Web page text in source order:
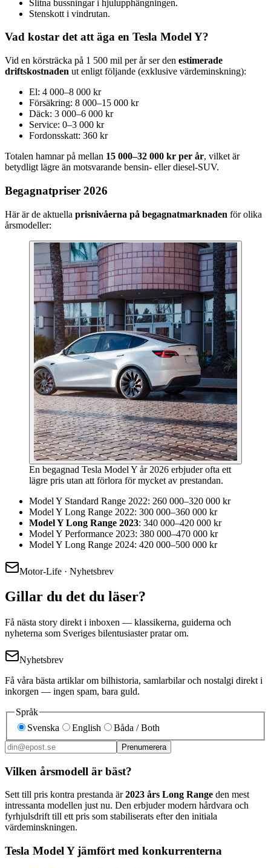
Slitna bussningar i hjulupphängningen.
Stenskott i vindrutan.
Vad kostar det att äga en Tesla Model Y?
Vid en körsträcka på 1 500 mil per år ser den estimerade
driftskostnaden ut enligt följande (exklusive värdeminskning):
El: 4 000–8 000 kr
Försäkring: 8 000–15 000 kr
Däck: 3 000–6 000 kr
Service: 0–3 000 kr
Fordonsskatt: 360 kr
Totalen hamnar på mellan 15 000–32 000 kr per år, vilket är
betydligt lägre än motsvarande bensin- eller diesel-SUV.
Begagnatpriser 2026
Här är de aktuella prisnivåerna på begagnatmarknaden för olika
årsmodeller:
En begagnad Tesla Model Y år 2026 erbjuder ofta ett
lägre pris utan att förlora för mycket av prestandan.
Model Y Standard Range 2022: 260 000–320 000 kr
Model Y Long Range 2022: 300 000–360 000 kr
Model Y Long Range 2023: 340 000–420 000 kr
Model Y Performance 2023: 380 000–470 000 kr
Model Y Long Range 2024: 420 000–500 000 kr
Motor-Life · Nyhetsbrev
Gillar du det du läser?
Få nästa story direkt i inboxen — klassikerna, guiderna och
nyheterna som Sveriges bilentusiaster pratar om.
Nyhetsbrev
Få våra bästa artiklar om bilhistoria, samlarbilar och nostalgi direkt i
inkorgen — ingen spam, bara guld.
Språk
Svenska
English Båda / Both
Prenumerera
Vilken årsmodell är bäst?
Sett till pris kontra prestanda är2023 års Long Range den mest
intressanta modellen just nu. Den erbjuder modern hårdvara och
fyrhjulsdrift till ett pris som stabiliserats efter den initiala
värdeminskningen.
Tesla Model Y jämfört med konkurrenterna